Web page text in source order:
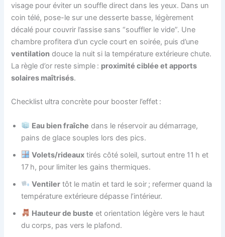
visage pour éviter un souffle direct dans les yeux. Dans un
coin télé, pose-le sur une desserte basse, légèrement
décalé pour couvrir l’assise sans “souffler le vide”. Une
chambre profitera d’un cycle court en soirée, puis d’une
ventilation douce la nuit si la température extérieure chute.
La règle d’or reste simple : proximité ciblée et apports
solaires maîtrisés.
Checklist ultra concrète pour booster l’effet :
Eau bien fraîche dans le réservoir au démarrage,
pains de glace souples lors des pics.
Volets/rideaux tirés côté soleil, surtout entre 11 h et
17 h, pour limiter les gains thermiques.
Ventiler tôt le matin et tard le soir ; refermer quand la
température extérieure dépasse l’intérieur.
Hauteur de buste et orientation légère vers le haut
du corps, pas vers le plafond.